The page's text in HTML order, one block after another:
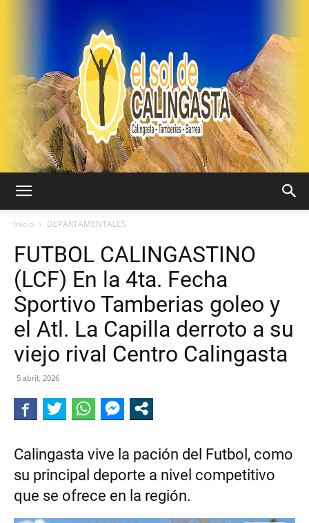
SOL
DE
Inicio DEPARTAMENTALES
FUTBOL CALINGASTINO
(LCF) En la 4ta. Fecha
Sportivo Tamberias goleo y
el Atl. La Capilla derroto a su
viejo rival Centro Calingasta
5 abril, 2026
Calingasta vive la pación del Futbol, como
su principal deporte a nivel competitivo
que se ofrece en la región.